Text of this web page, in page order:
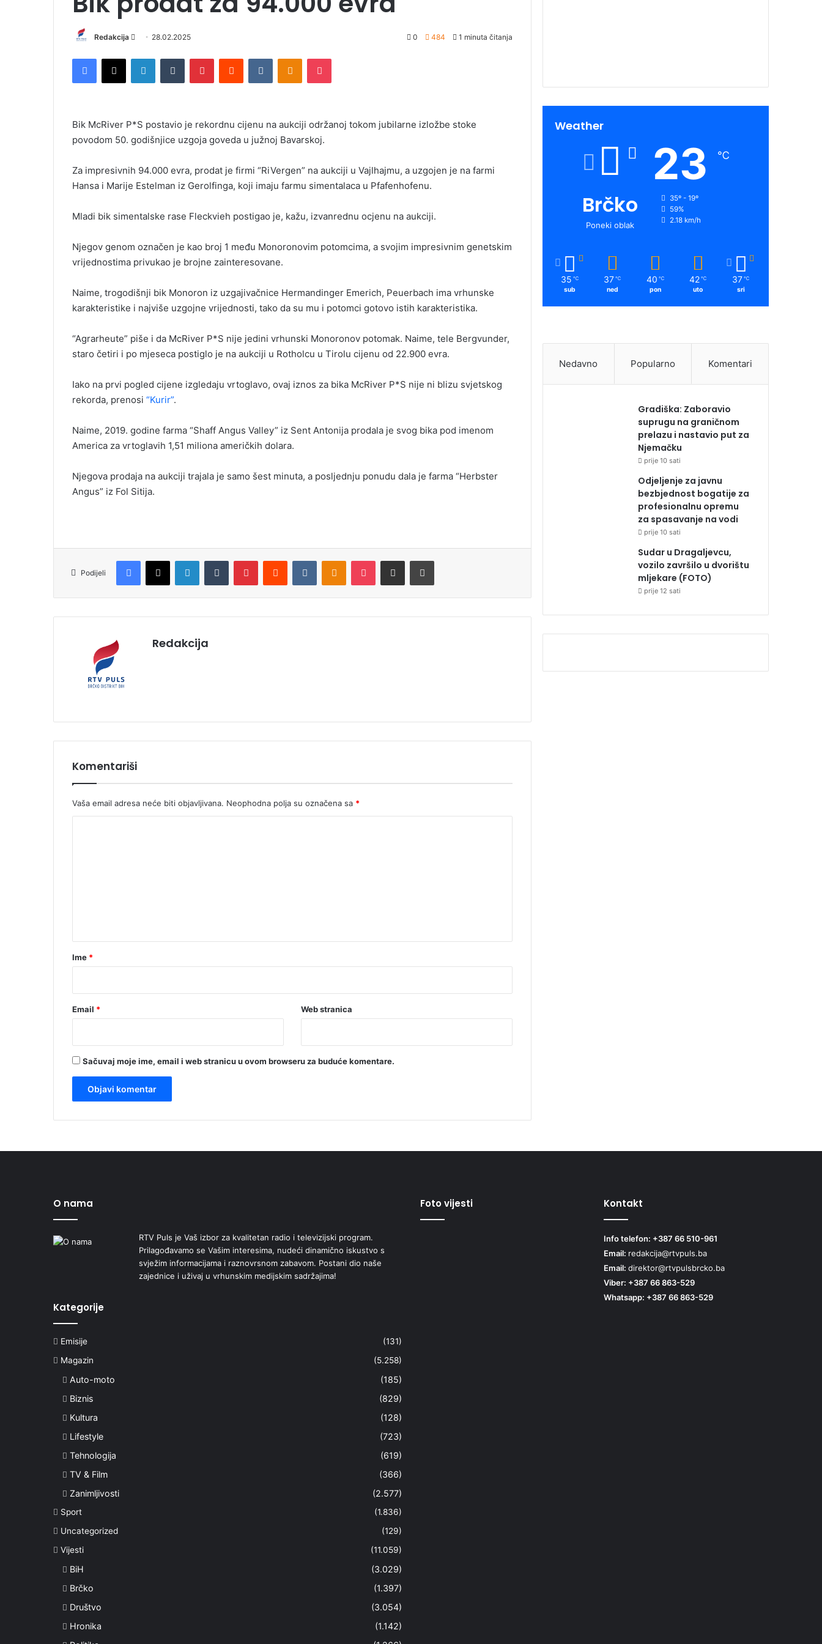
Redakcija
d
e
m
l
28.02.2025 0 484 1 minuta čitanja
Bik McRiver P*S postavio je rekordnu cijenu na aukciji održanoj tokom jubilarne izložbe stoke
povodom 50. godišnjice uzgoja goveda u južnoj Bavarskoj.
Za impresivnih 94.000 evra, prodat je firmi “RiVergen” na aukciji u Vajlhajmu, a uzgojen je na farmi
Hansa i Marije Estelman iz Gerolfinga, koji imaju farmu simentalaca u Pfafenhofenu.
Mladi bik simentalske rase Fleckvieh postigao je, kažu, izvanrednu ocjenu na aukciji.
Njegov genom označen je kao broj 1 među Monoronovim potomcima, a svojim impresivnim genetskim
vrijednostima privukao je brojne zainteresovane.
Naime, trogodišnji bik Monoron iz uzgajivačnice Hermandinger Emerich, Peuerbach ima vrhunske
karakteristike i najviše uzgojne vrijednosti, tako da su mu i potomci gotovo istih karakteristika.
“Agrarheute” piše i da McRiver P*S nije jedini vrhunski Monoronov potomak. Naime, tele Bergvunder,
staro četiri i po mjeseca postiglo je na aukciji u Rotholcu u Tirolu cijenu od 22.900 evra.
Iako na prvi pogled cijene izgledaju vrtoglavo, ovaj iznos za bika McRiver P*S nije ni blizu svjetskog
rekorda, prenosi “Kurir”.
Naime, 2019. godine farma “Shaff Angus Valley” iz Sent Antonija prodala je svog bika pod imenom
America za vrtoglavih 1,51 miliona američkih dolara.
Njegova prodaja na aukciji trajala je samo šest minuta, a posljednju ponudu dala je farma “Herbster
Angus” iz Fol Sitija.
Podijeli
Redakcija
Komentariši
Vaša email adresa neće biti objavljivana. Neophodna polja su označena sa *
r
Ime *
Email * Web stranica
Sačuvaj moje ime, email i web stranicu u ovom browseru za buduće komentare.
Weather
Brčko
Poneki oblak
23 ℃
35º - 19º
59%
2.18 km/h
35 ℃
sub
37 ℃
ned
40 ℃
pon
42 ℃
uto
37 ℃
sri
Nedavno Popularno Komentari
Gradiška: Zaboravio
suprugu na graničnom
prelazu i nastavio put za
Njemačku
prije 10 sati
Odjeljenje za javnu
bezbjednost bogatije za
profesionalnu opremu
za spasavanje na vodi
prije 10 sati
Sudar u Dragaljevcu,
vozilo završilo u dvorištu
mljekare (FOTO)
prije 12 sati
O nama
RTV Puls je Vaš izbor za kvalitetan radio i televizijski program.
Prilagođavamo se Vašim interesima, nudeći dinamično iskustvo s
svježim informacijama i raznovrsnom zabavom. Postani dio naše
zajednice i uživaj u vrhunskim medijskim sadržajima!
Kategorije
Emisije
(131)
Magazin
(5.258)
Auto-moto
(185)
Biznis
(829)
Kultura
(128)
Lifestyle
(723)
Tehnologija
(619)
TV & Film
(366)
Zanimljivosti
(2.577)
Sport
(1.836)
Uncategorized
(129)
Vijesti
(11.059)
BiH
(3.029)
Brčko
(1.397)
Društvo
(3.054)
Hronika
(1.142)
Foto vijesti Kontakt
Info telefon: +387 66 510-961
Email: redakcija@rtvpuls.ba
Email: direktor@rtvpulsbrcko.ba
Viber: +387 66 863-529
Whatsapp: +387 66 863-529